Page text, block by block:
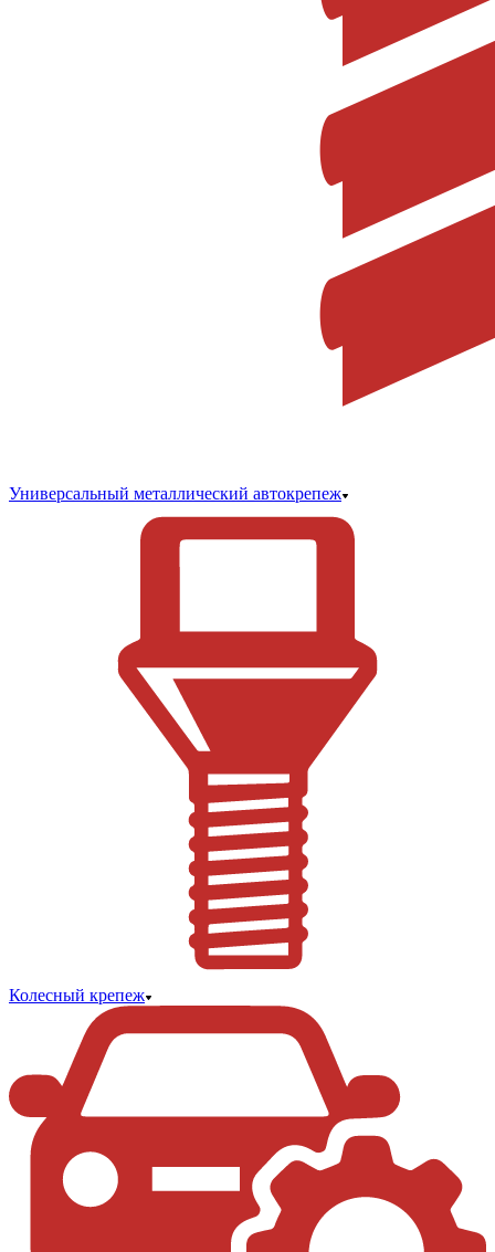
Универсальный металлический автокрепеж
Колесный крепеж